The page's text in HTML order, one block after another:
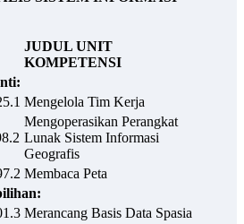
JUDUL UNIT
KOMPETENSI
Mengelola Tim Kerja
Mengoperasikan Perangkat
Lunak Sistem Informasi
Geografis
Membaca Peta
Merancang Basis Data Spasia